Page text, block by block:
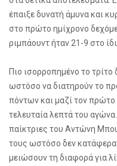
έπαιξε δυνατή άμυνα και
στο πρώτο ημίχρονο
ριμπάουντ ήταν 21-9 στο
Πιο ισορροπημένο το
ωστόσο να διατηρούν το
πόντων και μαζί τον
τελευταία λεπτά του
παίκτριες του Αντώνη
τους ωστόσο δεν
μειώσουν τη διαφορά για